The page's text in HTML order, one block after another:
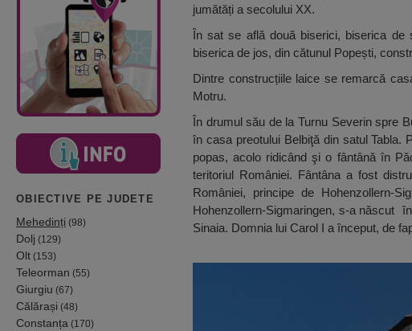
OBIECTIVE PE JUDETE
Mehedinți (98)
Dolj (129)
Olt (153)
Teleorman (55)
Giurgiu (67)
Călărași (48)
Constanța (170)
jumătăți a secolului XX.
În sat se află două biserici, biserica de
biserica de jos, din cătunul Popești,
Dintre construcțiile laice se remarcă
Motru.
În drumul său de la Turnu Severin spre
în casa preotului Belbiţă din satul
popas, acolo ridicând şi o fântână în
teritoriul României. Fântâna a fost
României, principe de Hohenzollern-
Hohenzollern-Sigmaringen, s-a născut
Sinaia. Domnia lui Carol I a început, de